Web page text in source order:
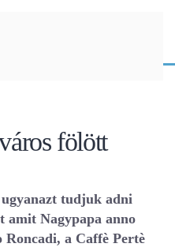
fölött
ugyanazt tudjuk adni
amit Nagypapa anno
a Caffè Pertè